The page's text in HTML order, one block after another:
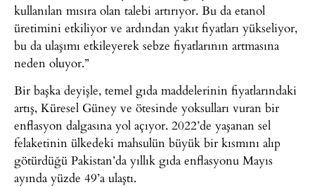
kullanılan mısıra olan talebi artırıyor. Bu da etanol
üretimini etkiliyor ve ardından yakıt fiyatları yükseliyor,
bu da ulaşımı etkileyerek sebze fiyatlarının artmasına
neden oluyor.”
Bir başka deyişle, temel gıda maddelerinin fiyatlarındaki
artış, Küresel Güney ve ötesinde yoksulları vuran bir
enflasyon dalgasına yol açıyor. 2022’de yaşanan sel
felaketinin ülkedeki mahsulün büyük bir kısmını alıp
götürdüğü Pakistan’da yıllık gıda enflasyonu Mayıs
ayında yüzde 49’a ulaştı.